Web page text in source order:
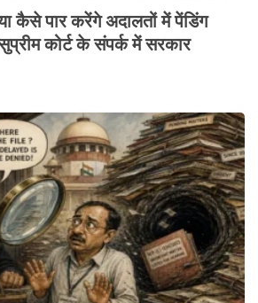
कैसे पार करेंगे अदालतों में पेंडिंग
कोर्ट के संपर्क में सरकार